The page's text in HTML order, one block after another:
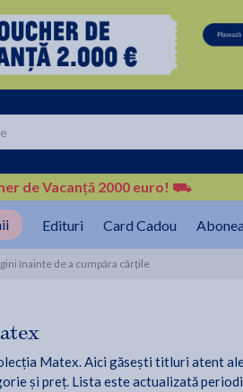
de Vacanță 2000 euro! ⛟
Edituri Card Cadou
înainte de a cumpăra cărțile
Matex. Aici găsești titluri atent
și preț. Lista este actualizată